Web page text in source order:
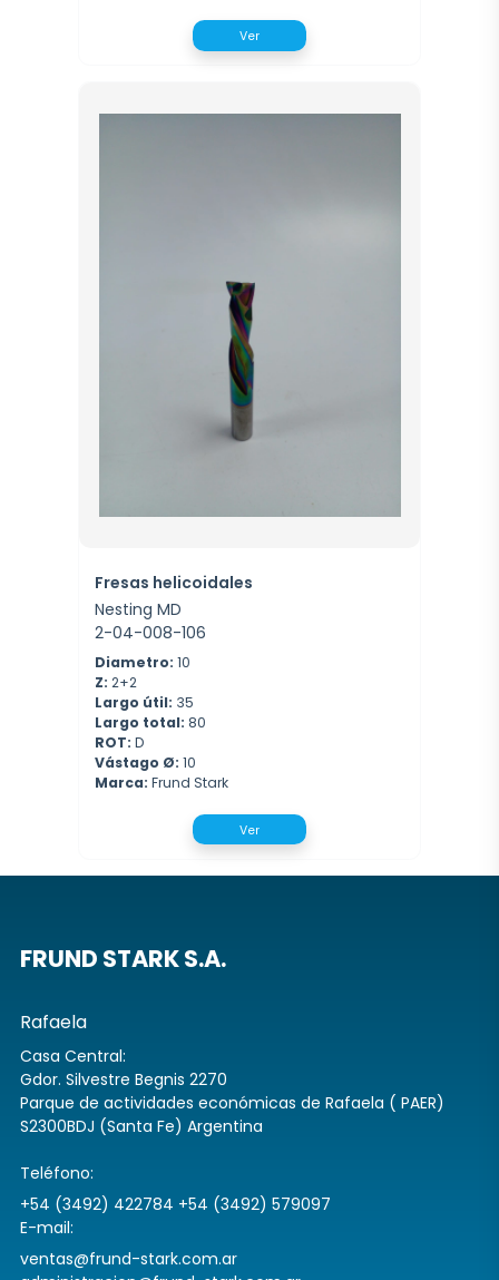
Ver
Fresas helicoidales
Nesting MD
2-04-008-106
Diametro: 10
Z: 2+2
Largo útil: 35
Largo total: 80
ROT: D
Vástago Ø: 10
Marca: Frund Stark
Ver
FRUND STARK S.A.
Rafaela
Casa Central:
Gdor. Silvestre Begnis 2270
Parque de actividades económicas de Rafaela ( PAER)
S2300BDJ (Santa Fe) Argentina
Teléfono:
+54 (3492) 422784 +54 (3492) 579097
E-mail:
ventas@frund-stark.com.ar